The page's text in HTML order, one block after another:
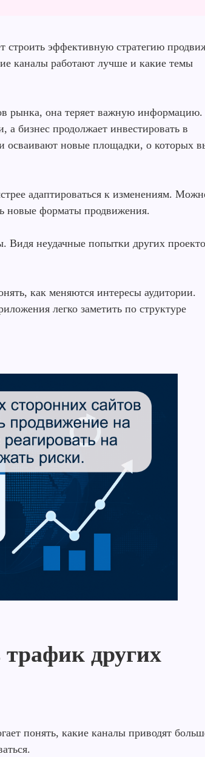
строить эффективную стратегию
каналы работают лучше и какие темы
рынка, она теряет важную информацию.
а бизнес продолжает инвестировать в
осваивают новые площадки, о которых
адаптироваться к изменениям.
новые форматы продвижения.
Видя неудачные попытки других
как меняются интересы аудитории.
легко заметить по структуре
трафик других
понять, какие каналы приводят